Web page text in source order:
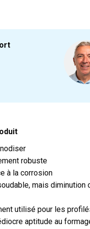
robuste
à la corrosion
mais diminution
utilisé pour les
aptitude au